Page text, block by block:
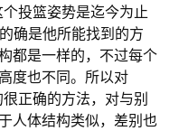
投篮姿势是迄今为止
确是他所能找到的方
都是一样的，不过每个
度也不同。所以对
正确的方法，对与别
人体结构类似，差别也